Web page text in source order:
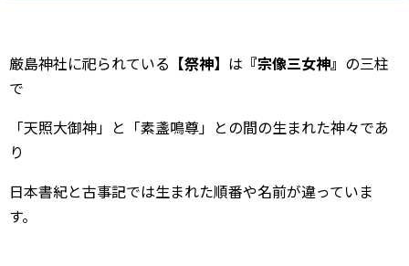
厳島神社に祀られている 【祭神】 は 『宗像三女神』 の三柱
で
「天照大御神」と「素盞鳴尊」との間の生まれた神々であ
り
日本書紀と古事記では生まれた順番や名前が違っていま
す。